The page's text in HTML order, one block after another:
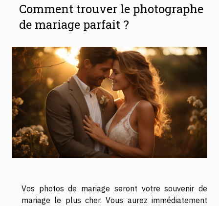
Comment trouver le photographe
de mariage parfait ?
Vos photos de mariage seront votre souvenir de
mariage le plus cher. Vous aurez immédiatement